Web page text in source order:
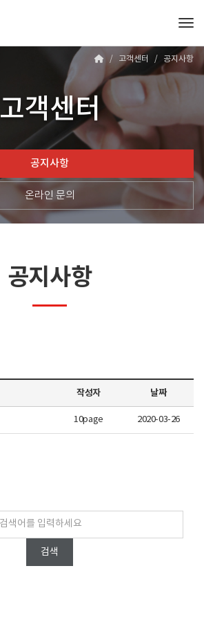
고객센터
고객센터 공지사항
공지사항
온라인 문의
공지사항
작성자 날짜
10page 2020-03-26
검색